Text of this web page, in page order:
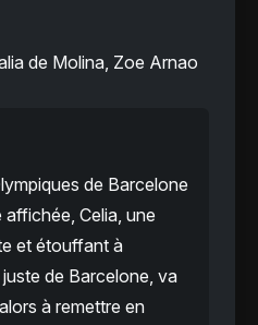
de Molina, Zoe Arnao
de Barcelone
Celia, une
et étouffant à
de Barcelone, va
à remettre en